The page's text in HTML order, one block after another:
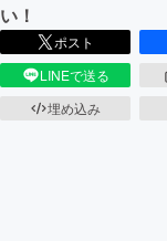
い！
ポスト
LINEで送る
埋め込み